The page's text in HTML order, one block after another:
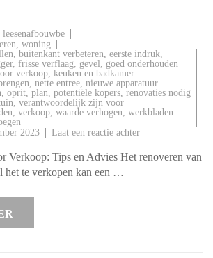
leesenafbouwbe
, woning
, buitenkant verbeteren, eerste indruk,
, frisse verflaag, gevel , goed onderhouden
verkoop, keuken en badkamer
, nette entree, nieuwe apparatuur
, oprit, plan, potentiële kopers, renovaties nodig
, verantwoordelijk zijn voor
, verkoop, waarde verhogen, werkbladen
2023 Laat een reactie achterop
Advies
Verkoop: Tips en Advies Het renoveren van
het te verkopen kan een …